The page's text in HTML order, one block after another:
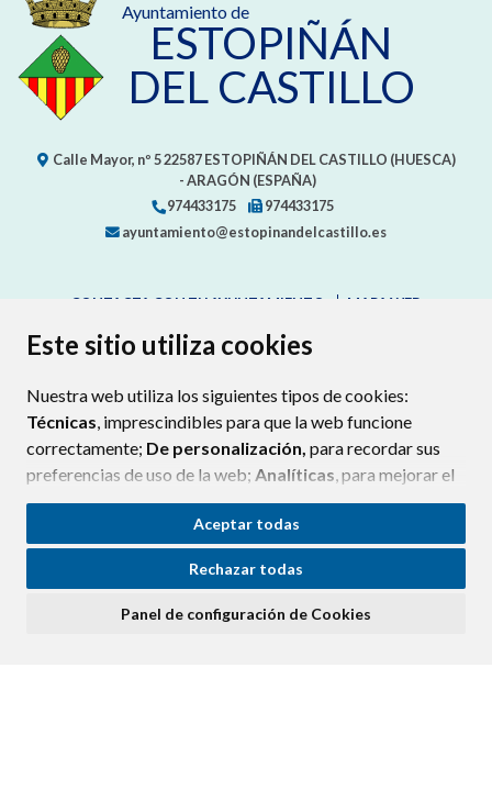
Este sitio utiliza cookies
Nuestra web utiliza los siguientes tipos de cookies:
Técnicas, imprescindibles para que la web funcione
correctamente; De personalización, para recordar sus
preferencias de uso de la web; Analíticas, para mejorar el
funcionamiento de la web y sus servicios.
Si acepta pulsando el botón“Aceptar todas”
consideramos que acepta su uso. Si pulsa el botón
ninguna acción, se guardarán las cookies técnicas
Aceptar todas
Rechazar todas
Panel de configuración de Cookies
Ayuntamiento de
ESTOPIÑÁN
DEL CASTILLO
Calle Mayor, nº 522587 ESTOPIÑÁN DEL CASTILLO (HUESCA)
- ARAGÓN (ESPAÑA)
974433175
974433175
ayuntamiento@estopinandelcastillo.es
CONTACTA CON TU AYUNTAMIENTO
MAPA WEB
AVISO LEGAL
PROTECCIÓN DE DATOS
POLÍTICA DE COOKIES